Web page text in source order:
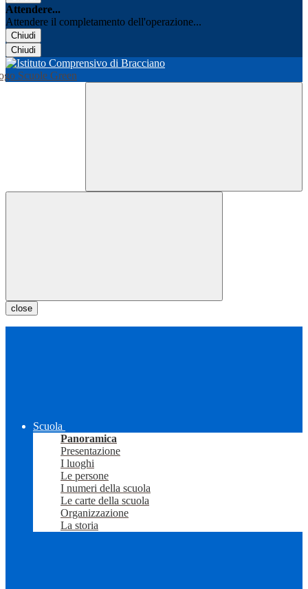
Attendere...
Attendere il completamento dell'operazione...
Chiudi
Chiudi
close
Scuola
Panoramica
Presentazione
I luoghi
Le persone
I numeri della scuola
Le carte della scuola
Organizzazione
La storia